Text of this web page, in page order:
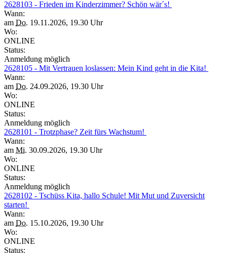
2628103 - Frieden im Kinderzimmer? Schön wär´s!
Wann:
am Do. 19.11.2026, 19.30 Uhr
Wo:
ONLINE
Status:
Anmeldung möglich
2628105 - Mit Vertrauen loslassen: Mein Kind geht in die Kita!
Wann:
am Do. 24.09.2026, 19.30 Uhr
Wo:
ONLINE
Status:
Anmeldung möglich
2628101 - Trotzphase? Zeit fürs Wachstum!
Wann:
am Mi. 30.09.2026, 19.30 Uhr
Wo:
ONLINE
Status:
Anmeldung möglich
2628102 - Tschüss Kita, hallo Schule! Mit Mut und Zuversicht
starten!
Wann:
am Do. 15.10.2026, 19.30 Uhr
Wo:
ONLINE
Status: